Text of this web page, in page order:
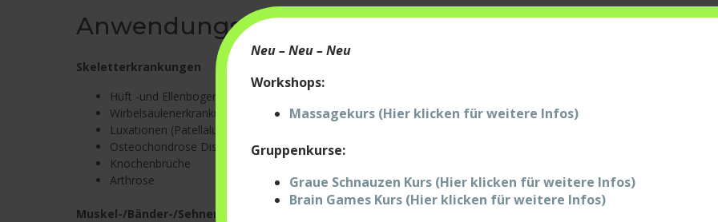
Anwendungsgebiete
Skeletterkrankungen
Hüft -und Ellenbogengelenksdysplasie (HD, ED)
Wirbelsäulenerkrankungen
Luxationen (Patellaluxation)
Osteochondrose Dissetans (OCD)
Knochenbrüche
Arthrose
Muskel-/Bänder-/Sehnenerkrankungen
Neu – Neu – Neu
Workshops:
Massagekurs (Hier klicken für weitere Infos)
Gruppenkurse:
Graue Schnauzen Kurs (Hier klicken für weitere Infos)
Brain Games Kurs (Hier klicken für weitere Infos)